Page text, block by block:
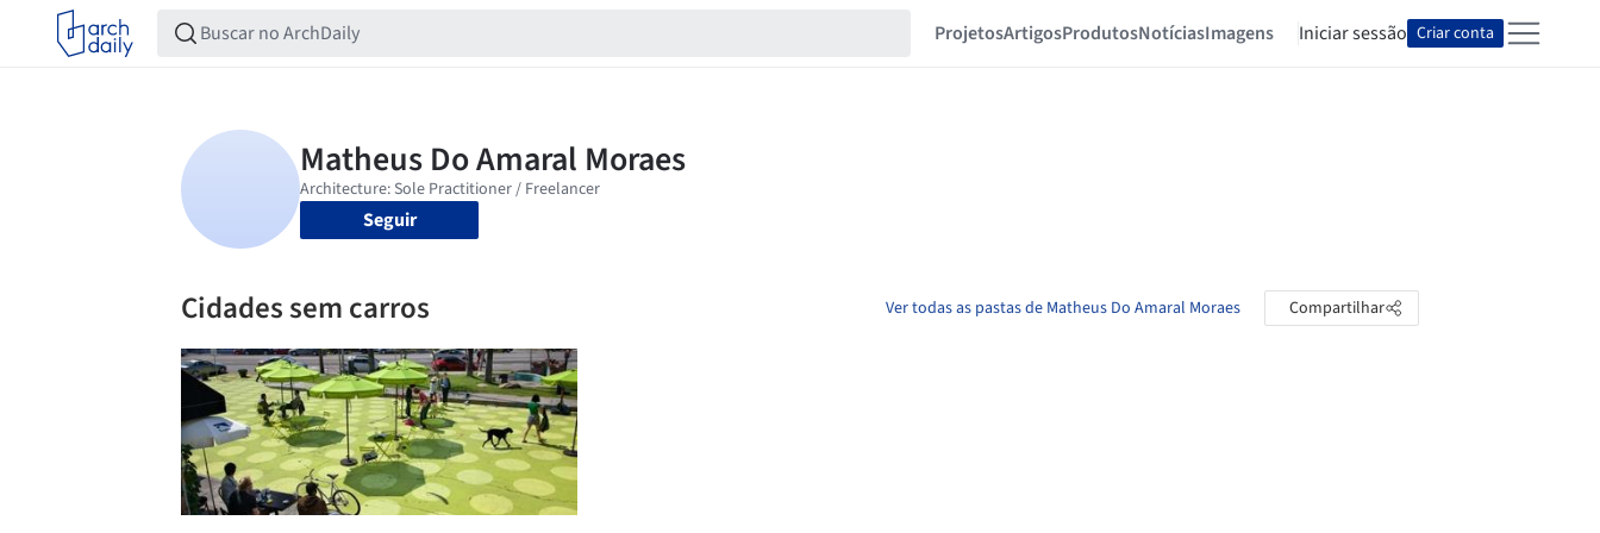
ProjetosArtigosProdutosNotíciasImagens Iniciar sessão Criar conta
Seguir
Cidades sem carros Ver todas as pastas de Matheus Do Amaral Moraes Compartilhar